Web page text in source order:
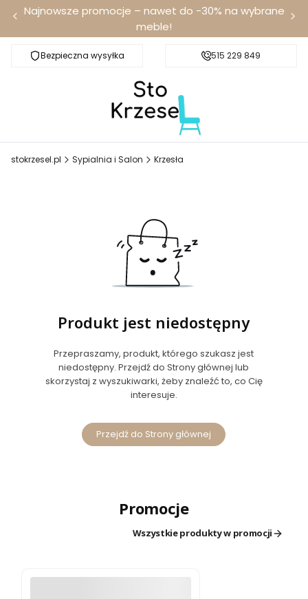
Najnowsze promocje – nawet do -30% na wybrane
meble!
Bezpieczna wysyłka Darmowa dostawa od 100 zł
515 229 849
stokrzesel.pl Sypialnia i Salon Krzesła
Produkt jest niedostępny
Przepraszamy, produkt, którego szukasz jest
niedostępny. Przejdź do Strony głównej lub
skorzystaj z wyszukiwarki, żeby znaleźć to, co Cię
interesuje.
Przejdź do Strony głównej
Promocje
Wszystkie produkty w promocji